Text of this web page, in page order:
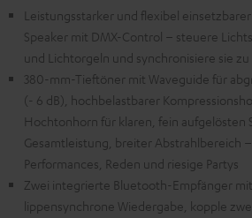
Leistungsstarker und flexibel
Speaker mit DMX-Control – steuere
und Lichtorgeln und synchronisiere sie zu
380-mm-Tieftöner mit Waveguide für
(- 6 dB), hochbelastbarer
Hochtonhorn für klaren, fein aufgelösten
Gesamtleistung, breiter Abstrahlbereich
Performances, Reden und riesige Partys
Zwei integrierte Bluetooth-Empfänger
lippensynchrone Wiedergabe, kopple